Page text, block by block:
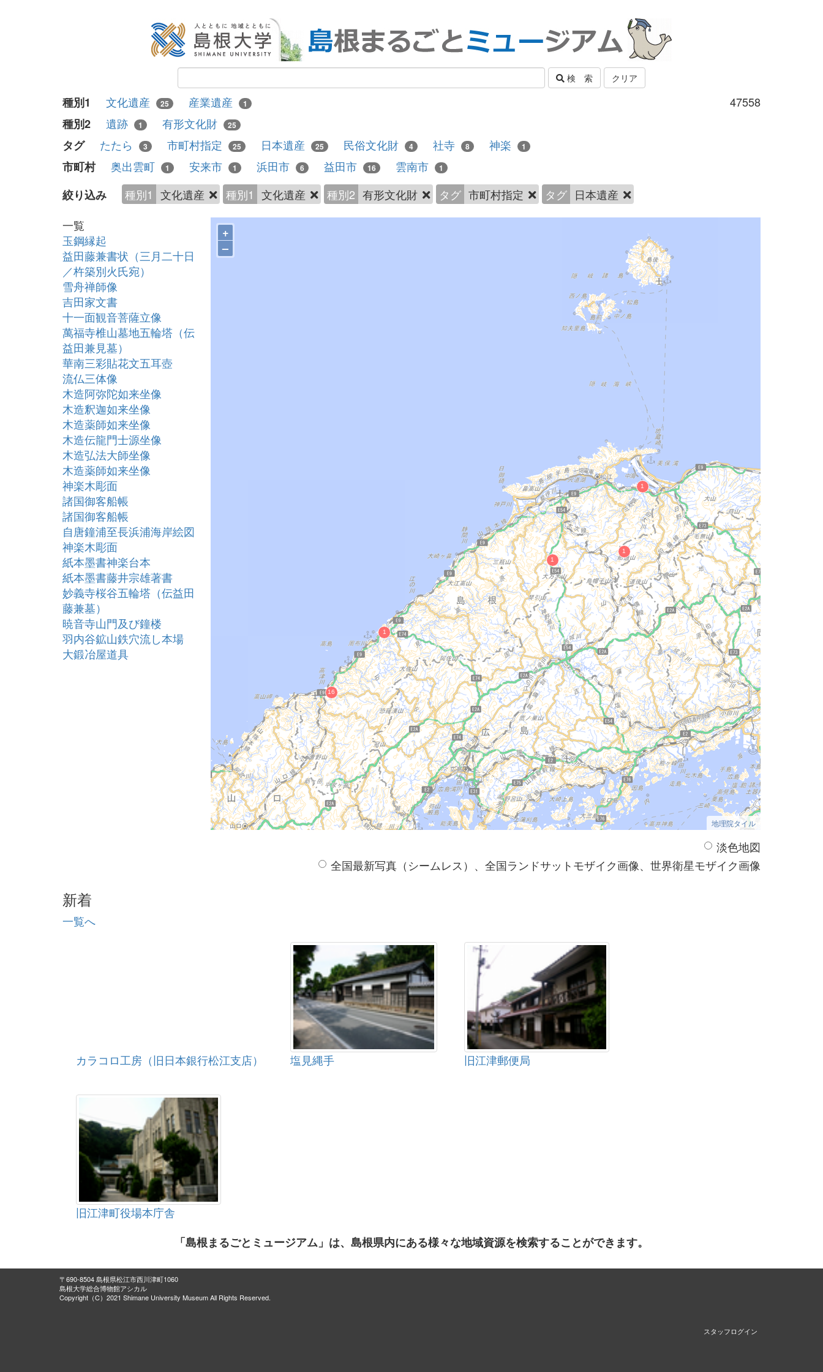
検 索 クリア
47558
種別1 文化遺産 25 産業遺産 1
種別2 遺跡 1 有形文化財 25
タグ たたら 3 市町村指定 25 日本遺産 25 民俗文化財 4 社寺 8 神楽 1
市町村 奥出雲町 1 安来市 1 浜田市 6 益田市 16 雲南市 1
絞り込み 種別1 文化遺産 種別1 文化遺産 種別2 有形文化財 タグ 市町村指定 タグ 日本遺産
一覧
玉鋼縁起
益田藤兼書状（三月二十日
／杵築別火氏宛）
雪舟禅師像
吉田家文書
十一面観音菩薩立像
萬福寺椎山墓地五輪塔（伝
益田兼見墓）
華南三彩貼花文五耳壺
流仏三体像
木造阿弥陀如来坐像
木造釈迦如来坐像
木造薬師如来坐像
木造伝龍門士源坐像
木造弘法大師坐像
木造薬師如来坐像
神楽木彫面
諸国御客船帳
諸国御客船帳
自唐鐘浦至長浜浦海岸絵図
神楽木彫面
紙本墨書神楽台本
紙本墨書藤井宗雄著書
妙義寺桜谷五輪塔（伝益田
藤兼墓）
暁音寺山門及び鐘楼
羽内谷鉱山鉄穴流し本場
大鍛冶屋道具
+
–
地理院タイル
淡色地図
全国最新写真（シームレス）、全国ランドサットモザイク画像、世界衛星モザイク画像
新着
一覧へ
カラコロ工房（旧日本銀行松江支店） 塩見縄手 旧江津郵便局
旧江津町役場本庁舎
「島根まるごとミュージアム」は、島根県内にある様々な地域資源を検索することができます。
〒690-8504 島根県松江市西川津町1060
島根大学総合博物館アシカル
Copyright（C）2021 Shimane University Museum All Rights Reserved.
スタッフログイン